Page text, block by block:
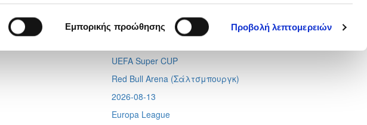
Εμπορικής προώθησης Προβολή λεπτομερειών
Conference League
Απόλλων - Μπραν
UEFA Super CUP
Red Bull Arena (Σάλτσμπουργκ)
2026-08-13
Europa League